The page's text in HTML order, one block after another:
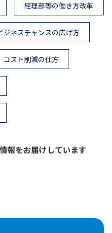
経理部等の働き方改革
ジネスチャンスの広げ方
コスト削減の仕方
報をお届けしています